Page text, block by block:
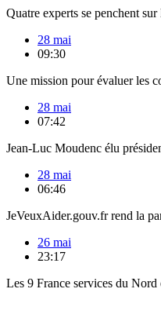
Quatre experts se penchent
28 mai
09:30
Une mission pour évaluer les
28 mai
07:42
Jean-Luc Moudenc élu
28 mai
06:46
JeVeuxAider.gouv.fr rend la
26 mai
23:17
Les 9 France services du Nord